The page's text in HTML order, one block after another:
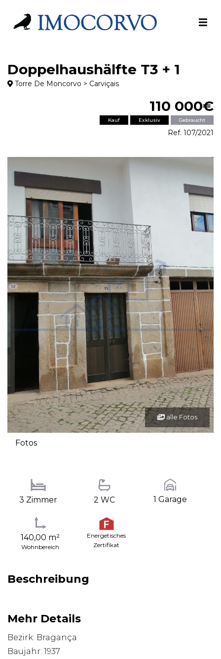
Doppelhaushälfte T3 + 1
Torre De Moncorvo > Carviçais
110 000€
Kauf Exklusiv Gebraucht
Ref. 107/2021
alle Fotos
Fotos
3 Zimmer 2 WC 1 Garage
140,00 m²
Wohnbereich
Energetisches
Zertifikat
Beschreibung
Mehr Details
Bezirk: Bragança
Baujahr: 1937